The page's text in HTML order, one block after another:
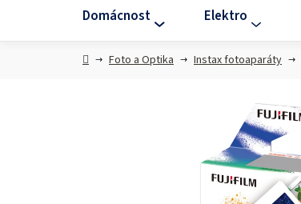
Domácnost Elektro
DomůFoto a Optika Instax fotoaparáty